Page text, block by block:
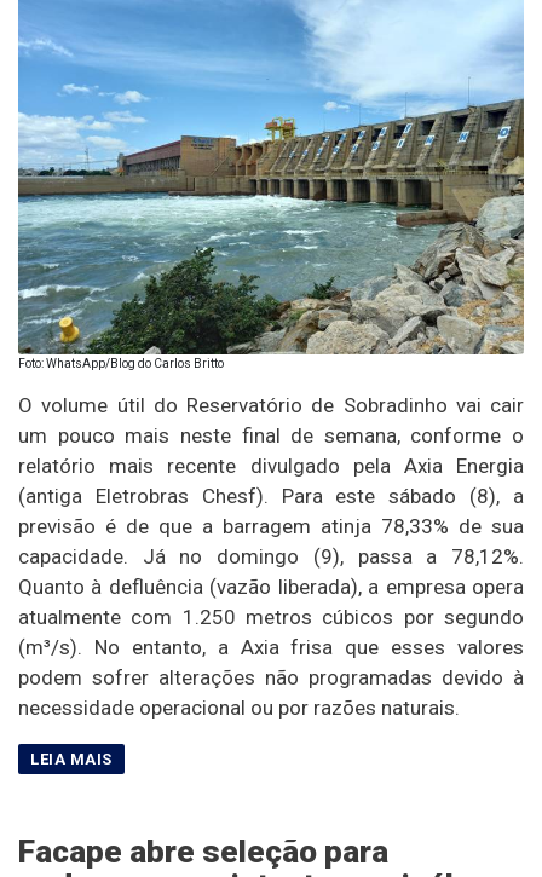
Foto: WhatsApp/Blog do Carlos Britto
O volume útil do Reservatório de Sobradinho vai cair
um pouco mais neste final de semana, conforme o
relatório mais recente divulgado pela Axia Energia
(antiga Eletrobras Chesf). Para este sábado (8), a
previsão é de que a barragem atinja 78,33% de sua
capacidade. Já no domingo (9), passa a 78,12%.
Quanto à defluência (vazão liberada), a empresa opera
atualmente com 1.250 metros cúbicos por segundo
(m³/s). No entanto, a Axia frisa que esses valores
podem sofrer alterações não programadas devido à
necessidade operacional ou por razões naturais.
Facape abre seleção para